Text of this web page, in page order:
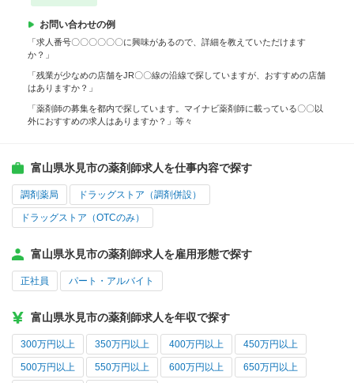
お問い合わせの例
「求人番号〇〇〇〇〇〇に興味があるので、詳細を教えていただけます
か？」
「残業が少なめの店舗をJR〇〇線の沿線で探していますが、おすすめの店舗
はありますか？」
「薬剤師の募集を都内で探しています。マイナビ薬剤師に載っている〇〇以
外におすすめの求人はありますか？」等々
富山県氷見市の薬剤師求人を仕事内容で探す
調剤薬局 ドラッグストア（調剤併設）
ドラッグストア（OTCのみ）
富山県氷見市の薬剤師求人を雇用形態で探す
正社員 パート・アルバイト
富山県氷見市の薬剤師求人を年収で探す
300万円以上 350万円以上 400万円以上 450万円以上
500万円以上 550万円以上 600万円以上 650万円以上